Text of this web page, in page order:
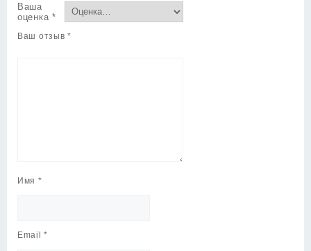
Ваша
оценка *
Ваш отзыв *
Имя *
Email*